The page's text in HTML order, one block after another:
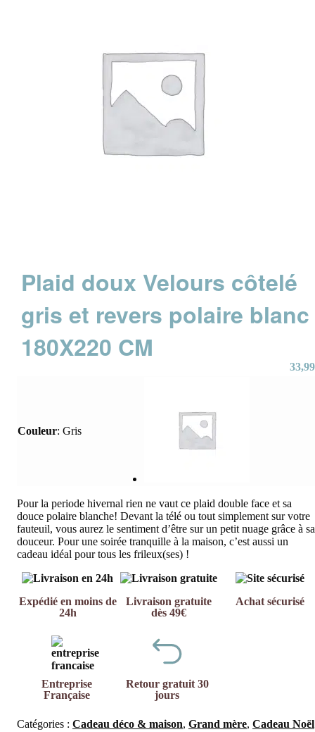
Plaid doux Velours côtelé
gris et revers polaire blanc
180X220 CM
33,99
Pour la periode hivernal rien ne vaut ce plaid double face et sa
douce polaire blanche! Devant la télé ou tout simplement sur votre
fauteuil, vous aurez le sentiment d’être sur un petit nuage grâce à sa
douceur. Pour une soirée tranquille à la maison, c’est aussi un
cadeau idéal pour tous les frileux(ses) !
Couleur: Gris
Expédié en moins de
24h
Livraison gratuite
dès 49€
Achat sécurisé
Entreprise
Française
Retour gratuit 30
jours
Catégories : Cadeau déco & maison, Grand mère, Cadeau Noël